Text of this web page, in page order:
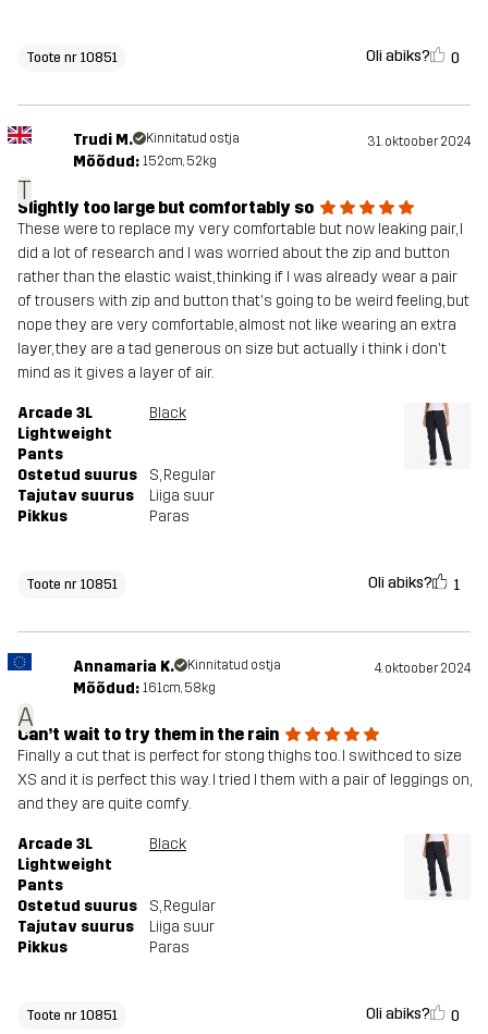
Toote nr 10851 Oli abiks? 0
T
Trudi M. Kinnitatud ostja 31. oktoober 2024
Mõõdud: 152cm, 52kg
Slightly too large but comfortably so
These were to replace my very comfortable but now leaking pair, I
did a lot of research and I was worried about the zip and button
rather than the elastic waist, thinking if I was already wear a pair
of trousers with zip and button that's going to be weird feeling, but
nope they are very comfortable, almost not like wearing an extra
layer, they are a tad generous on size but actually i think i don't
mind as it gives a layer of air.
Arcade 3L
Lightweight
Pants
Black
Ostetud suurus S, Regular
Tajutav suurus
Liiga suur
Pikkus
Paras
Toote nr 10851 Oli abiks? 1
A
Annamaria K. Kinnitatud ostja 4. oktoober 2024
Mõõdud: 161cm, 58kg
Can’t wait to try them in the rain
Finally a cut that is perfect for stong thighs too. I swithced to size
XS and it is perfect this way. I tried l them with a pair of leggings on,
and they are quite comfy.
Arcade 3L
Lightweight
Pants
Black
Ostetud suurus S, Regular
Tajutav suurus
Liiga suur
Pikkus
Paras
Toote nr 10851 Oli abiks? 0